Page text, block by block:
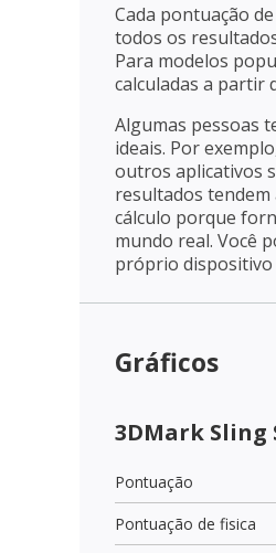
Cada pontuação
todos os
Para modelos
calculadas a partir
Algumas pessoas
ideais. Por
outros aplicativos
resultados
cálculo porque
mundo real. Você
próprio dispositivo
Gráficos
3DMark Sling
Pontuação
Pontuação de fisica